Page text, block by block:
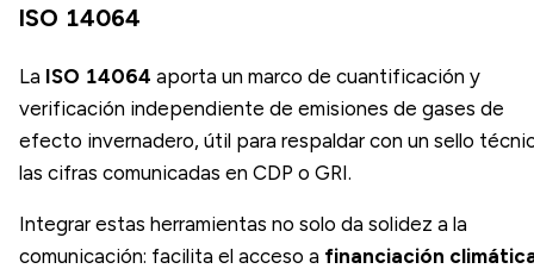
ISO 14064
La ISO 14064 aporta un marco de cuantificación y
verificación independiente de emisiones de gases de
efecto invernadero, útil para respaldar con un sello
las cifras comunicadas en CDP o GRI.
Integrar estas herramientas no solo da solidez a la
comunicación: facilita el acceso a financiación